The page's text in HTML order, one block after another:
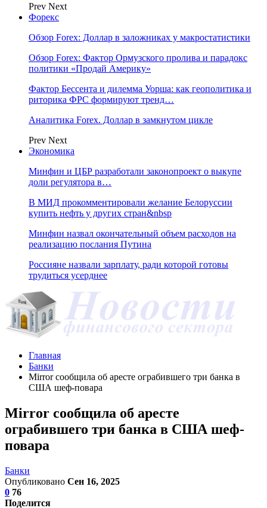
Prev Next
Форекс
Обзор Forex: Доллар в заложниках у макростатистики
Обзор Forex: Фактор Ормузского пролива и парадокс
политики «Продай Америку»
Фактор Бессента и дилемма Уорша: как геополитика и
риторика ФРС формируют тренд…
Аналитика Forex. Доллар в замкнутом цикле
Prev Next
Экономика
Минфин и ЦБР разработали законопроект о выкупе
доли регулятора в…
В МИД прокомментировали желание Белоруссии
купить нефть у других стран&nbsp
Минфин назвал окончательный объем расходов на
реализацию послания Путина
Россияне назвали зарплату, ради которой готовы
трудиться усерднее
Главная
Банки
Mirror сообщила об аресте ограбившего три банка в
США шеф-повара
Mirror сообщила об аресте
ограбившего три банка в США шеф-
повара
Банки
Опубликовано Сен 16, 2025
0 76
Поделится